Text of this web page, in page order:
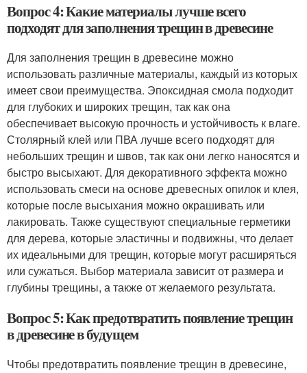
Вопрос 4: Какие материалы лучше всего
подходят для заполнения трещин в древесине
Для заполнения трещин в древесине можно
использовать различные материалы, каждый из которых
имеет свои преимущества. Эпоксидная смола подходит
для глубоких и широких трещин, так как она
обеспечивает высокую прочность и устойчивость к влаге.
Столярный клей или ПВА лучше всего подходят для
небольших трещин и швов, так как они легко наносятся и
быстро высыхают. Для декоративного эффекта можно
использовать смеси на основе древесных опилок и клея,
которые после высыхания можно окрашивать или
лакировать. Также существуют специальные герметики
для дерева, которые эластичны и подвижны, что делает
их идеальными для трещин, которые могут расширяться
или сужаться. Выбор материала зависит от размера и
глубины трещины, а также от желаемого результата.
Вопрос 5: Как предотвратить появление трещин
в древесине в будущем
Чтобы предотвратить появление трещин в древесине,